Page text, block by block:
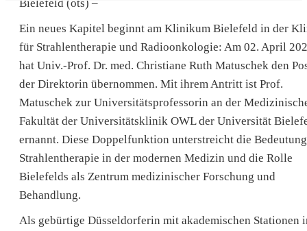
Bielefeld (ots) –
Ein neues Kapitel beginnt am Klinikum Bielefeld in der
für Strahlentherapie und Radioonkologie: Am 02. April
hat Univ.-Prof. Dr. med. Christiane Ruth Matuschek den
der Direktorin übernommen. Mit ihrem Antritt ist Prof.
Matuschek zur Universitätsprofessorin an der
Fakultät der Universitätsklinik OWL der Universität
ernannt. Diese Doppelfunktion unterstreicht die
Strahlentherapie in der modernen Medizin und die Rolle
Bielefelds als Zentrum medizinischer Forschung und
Behandlung.
Als gebürtige Düsseldorferin mit akademischen Stationen